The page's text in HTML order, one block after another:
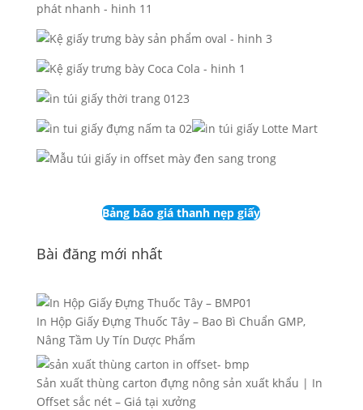
Bảng báo giá thanh nẹp giấy
Bài đăng mới nhất
In Hộp Giấy Đựng Thuốc Tây – Bao Bì Chuẩn GMP,
Nâng Tầm Uy Tín Dược Phẩm
Sản xuất thùng carton đựng nông sản xuất khẩu | In
Offset sắc nét – Giá tại xưởng